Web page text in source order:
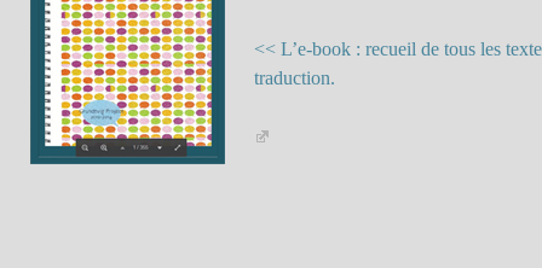
<< L’e-book : recueil de tous les
traduction.